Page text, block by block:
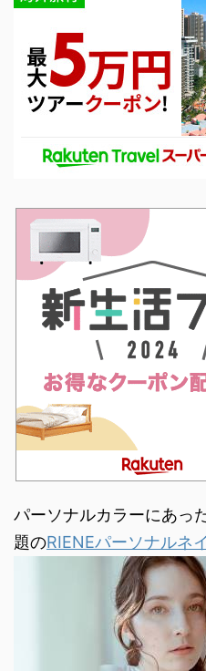
パーソナルカラーにあっ
題のRIENEパーソナルネ